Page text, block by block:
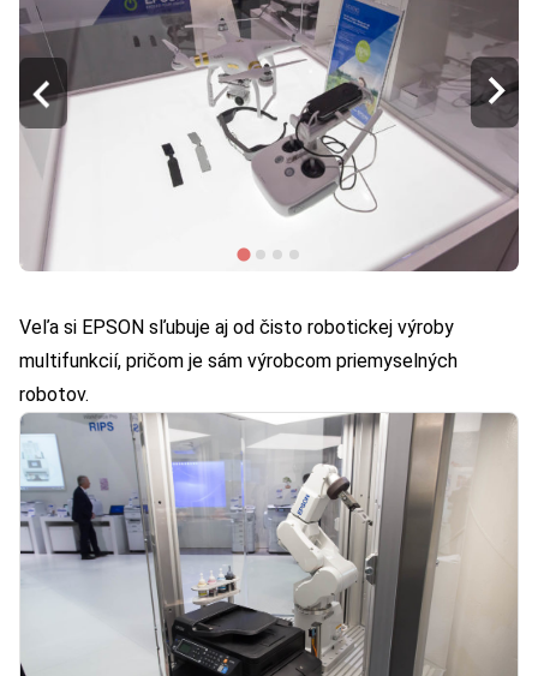
Veľa si EPSON sľubuje aj od čisto robotickej výroby
multifunkcií, pričom je sám výrobcom priemyselných
robotov.